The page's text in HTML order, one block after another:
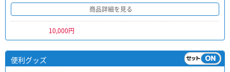
商品詳細を見る
10,000円
便利グッズ